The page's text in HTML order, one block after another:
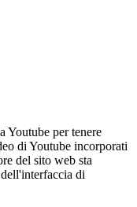
Youtube per tenere
di Youtube incorporati
del sito web sta
di